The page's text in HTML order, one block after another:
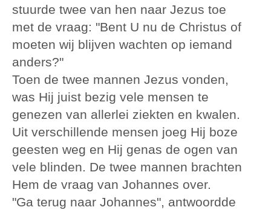
stuurde twee van hen naar Jezus toe
met de vraag: "Bent U nu de Christus of
moeten wij blijven wachten op iemand
anders?"
Toen de twee mannen Jezus vonden,
was Hij juist bezig vele mensen te
genezen van allerlei ziekten en kwalen.
Uit verschillende mensen joeg Hij boze
geesten weg en Hij genas de ogen van
vele blinden. De twee mannen brachten
Hem de vraag van Johannes over.
"Ga terug naar Johannes", antwoordde